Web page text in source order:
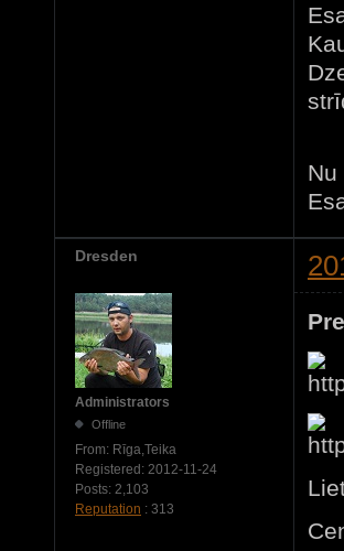
Nu
Dresden
Administrators
Offline
From: Rīga,Teika
Registered: 2012-11-24
Posts: 2,103
Reputation : 313